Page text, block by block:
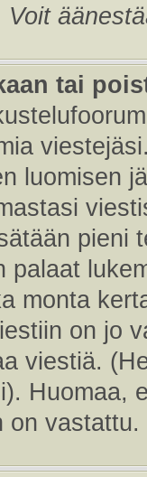
tai
luomisen
pieni
palaat
monta
on jo
viestiä.
Huomaa,
on vastattu.